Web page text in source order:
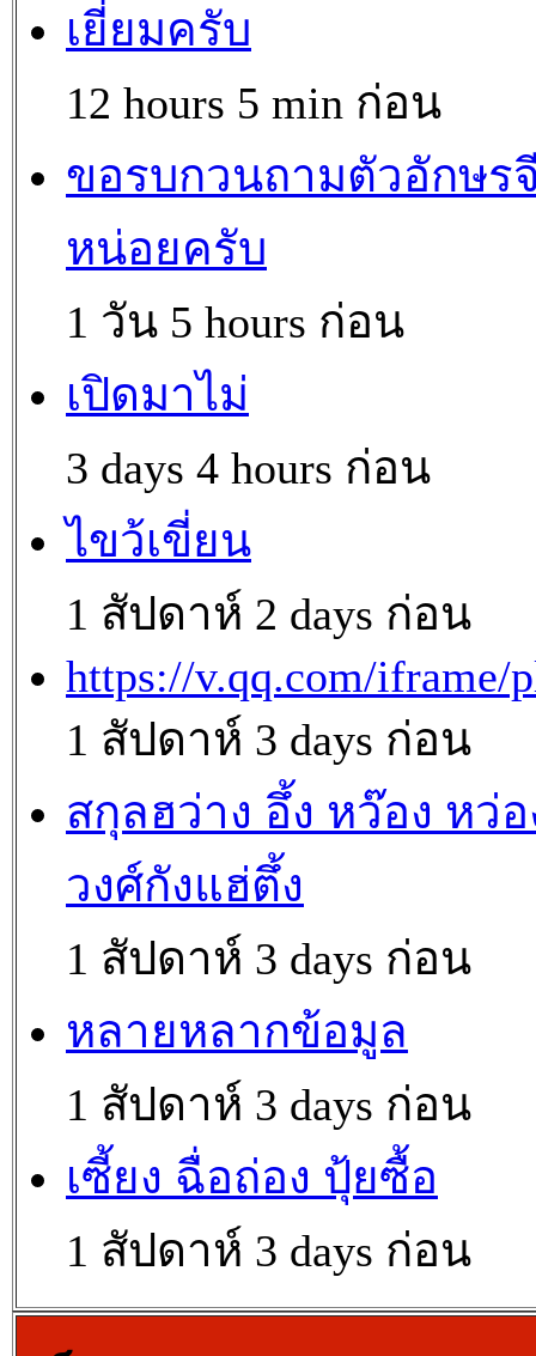
เยี่ยมครับ
12 hours 5 min ก่อน
ขอรบกวนถามตัวอักษร
หน่อยครับ
1 วัน 5 hours ก่อน
เปิดมาไม่
3 days 4 hours ก่อน
ไขว้เขี่ยน
1 สัปดาห์ 2 days ก่อน
https://v.qq.com/iframe/
1 สัปดาห์ 3 days ก่อน
สกุลฮว่าง อึ้ง หว๊อง หว่อ
วงศ์กังแฮ่ตึ้ง
1 สัปดาห์ 3 days ก่อน
หลายหลากข้อมูล
1 สัปดาห์ 3 days ก่อน
เซี้ยง ฉื่อถ่อง ปุ้ยซื้อ
1 สัปดาห์ 3 days ก่อน